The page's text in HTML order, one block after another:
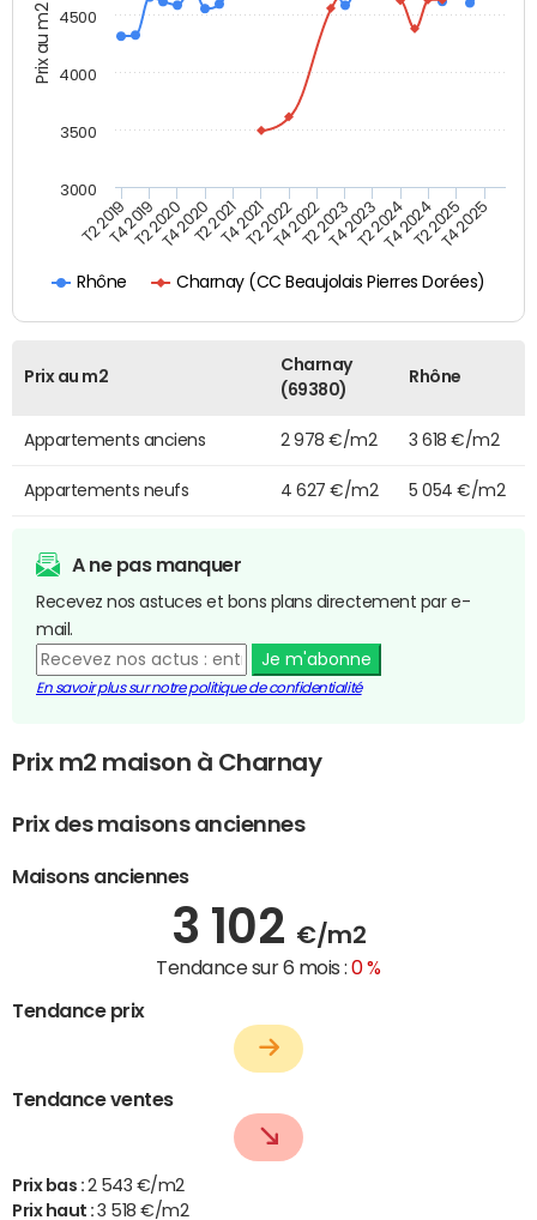
Prix au m2
Rhône Charnay (CC Beaujolais Pierres Dorées)
T2 2019T4 2019T2 2020T4 2020T2 2021T4 2021T2 2022T4 2022T2 2023T4 2023T2 2024T4 2024T2 2025T4 2025
3000
3500
4000
4500
Prix au m2
Charnay
(69380)
Rhône
Appartements anciens 2 978 €/m2 3 618 €/m2
Appartements neufs 4 627 €/m2 5 054 €/m2
A ne pas manquer
Recevez nos astuces et bons plans directement par e-
mail.
Je m'abonne
En savoir plus sur notre politique de confidentialité
Prix m2 maison à Charnay
Prix des maisons anciennes
Maisons anciennes
3 102 €/m2
Tendance sur 6 mois :0 %
Tendance prix
Tendance ventes
Prix bas : 2 543 €/m2
Prix haut :3 518 €/m2